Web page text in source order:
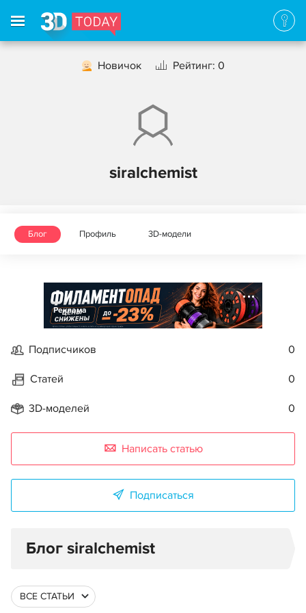
Новичок Рейтинг: 0
siralchemist
Блог Профиль 3D-модели
Реклама
Подписчиков 0
Статей 0
3D-моделей 0
Написать статью
Подписаться
Блог siralchemist
ВСЕ СТАТЬИ